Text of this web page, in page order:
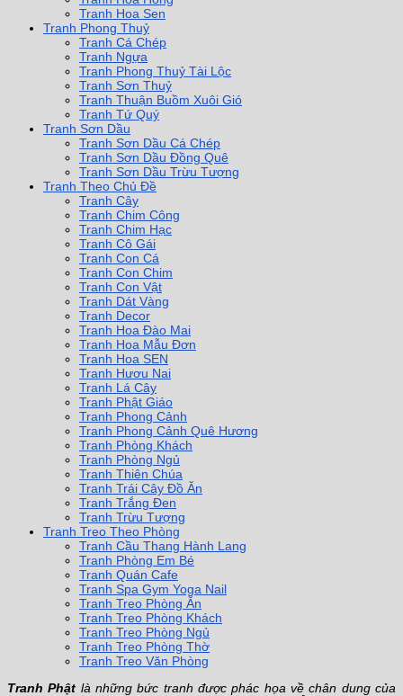
Tranh Hoa Sen
Tranh Phong Thuỷ
Tranh Cá Chép
Tranh Ngựa
Tranh Phong Thuỷ Tài Lộc
Tranh Sơn Thuỷ
Tranh Thuận Buồm Xuôi Gió
Tranh Tứ Quý
Tranh Sơn Dầu
Tranh Sơn Dầu Cá Chép
Tranh Sơn Dầu Đồng Quê
Tranh Sơn Dầu Trừu Tượng
Tranh Theo Chủ Đề
Tranh Cây
Tranh Chim Công
Tranh Chim Hạc
Tranh Cô Gái
Tranh Con Cá
Tranh Con Chim
Tranh Con Vật
Tranh Dát Vàng
Tranh Decor
Tranh Hoa Đào Mai
Tranh Hoa Mẫu Đơn
Tranh Hoa SEN
Tranh Hươu Nai
Tranh Lá Cây
Tranh Phật Giáo
Tranh Phong Cảnh
Tranh Phong Cảnh Quê Hương
Tranh Phòng Khách
Tranh Phòng Ngủ
Tranh Thiên Chúa
Tranh Trái Cây Đồ Ăn
Tranh Trắng Đen
Tranh Trừu Tượng
Tranh Treo Theo Phòng
Tranh Cầu Thang Hành Lang
Tranh Phòng Em Bé
Tranh Quán Cafe
Tranh Spa Gym Yoga Nail
Tranh Treo Phòng Ăn
Tranh Treo Phòng Khách
Tranh Treo Phòng Ngủ
Tranh Treo Phòng Thờ
Tranh Treo Văn Phòng
Tranh Phật là những bức tranh được phác họa về chân dung của